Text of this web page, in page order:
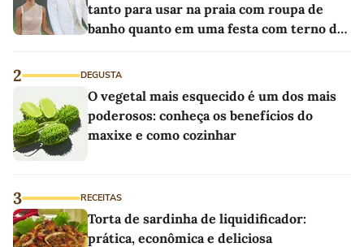
tanto para usar na praia com roupa de
banho quanto em uma festa com terno de
2 DEGUSTA
O vegetal mais esquecido é um dos mais
poderosos: conheça os benefícios do
maxixe e como cozinhar
3 RECEITAS
Torta de sardinha de liquidificador:
prática, econômica e deliciosa